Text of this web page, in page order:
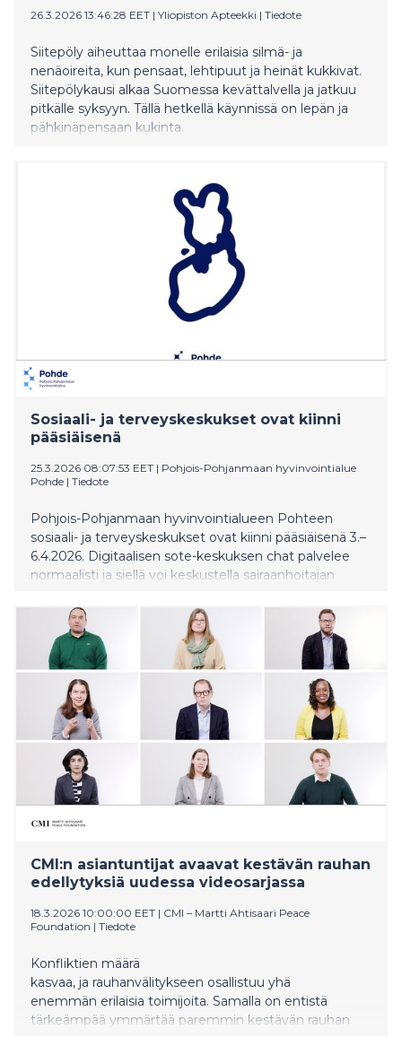
26.3.2026 13:46:28 EET | Yliopiston Apteekki | Tiedote
Siitepöly aiheuttaa monelle erilaisia silmä- ja
nenäoireita, kun pensaat, lehtipuut ja heinät kukkivat.
Siitepölykausi alkaa Suomessa kevättalvella ja jatkuu
pitkälle syksyyn. Tällä hetkellä käynnissä on lepän ja
pähkinäpensaan kukinta.
Sosiaali- ja terveyskeskukset ovat kiinni
pääsiäisenä
25.3.2026 08:07:53 EET | Pohjois-Pohjanmaan hyvinvointialue
Pohde | Tiedote
Pohjois-Pohjanmaan hyvinvointialueen Pohteen
sosiaali- ja terveyskeskukset ovat kiinni pääsiäisenä 3.–
6.4.2026. Digitaalisen sote-keskuksen chat palvelee
normaalisti ja siellä voi keskustella sairaanhoitajan
löytyvät Pohteen verkkosivuilta. Illalla, yöllä,
viikonloppuna ja juhlapyhänä asiakkaita neuvoo
Päivystysapu numerossa 116 117. Hätätilanteessa tulee
soittaa aina numeroon 112.
CMI:n asiantuntijat avaavat kestävän rauhan
edellytyksiä uudessa videosarjassa
18.3.2026 10:00:00 EET | CMI – Martti Ahtisaari Peace
Foundation | Tiedote
Konfliktien määrä
kasvaa, ja rauhanvälitykseen osallistuu yhä
enemmän erilaisia toimijoita. Samalla on entistä
tärkeämpää ymmärtää paremmin kestävän rauhan